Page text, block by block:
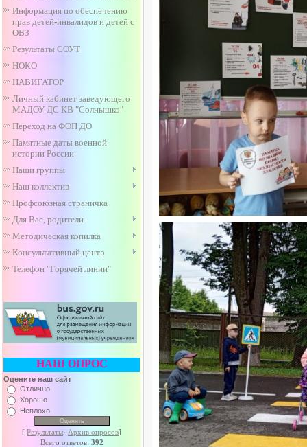
Информация по обеспечению
прав детей-инвалидов и детей с
ОВЗ
Результаты СОУТ
НОКО
НАВИГАТОР
Личный кабинет заведующего
МАДОУ ДС КВ "Солнышко"
Переход на ФОП ДО
Памятные даты военной
истории России
Наши группы
Наш коллектив
Профсоюзная страничка
Для Вас, родители
Методическая копилка
Консультативный центр
Телефон "Горячей линии"
НАШ ОПРОС
Оцените наш сайт
Отлично
Хорошо
Неплохо
[ Результаты· Архив опросов]
Всего ответов: 392